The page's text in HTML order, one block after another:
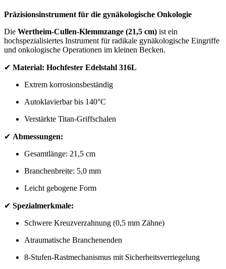
Präzisionsinstrument für die gynäkologische Onkologie
Die Wertheim-Cullen-Klemmzange (21,5 cm) ist ein
hochspezialisiertes Instrument für radikale gynäkologische Eingriffe
und onkologische Operationen im kleinen Becken.
✔ Material: Hochfester Edelstahl 316L
Extrem korrosionsbeständig
Autoklavierbar bis 140°C
Verstärkte Titan-Griffschalen
✔ Abmessungen:
Gesamtlänge: 21,5 cm
Branchenbreite: 5,0 mm
Leicht gebogene Form
✔ Spezialmerkmale:
Schwere Kreuzverzahnung (0,5 mm Zähne)
Atraumatische Branchenenden
8-Stufen-Rastmechanismus mit Sicherheitsverriegelung